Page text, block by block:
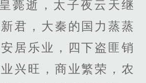
薨逝，太子夜云天继
君，大秦的国力蒸蒸
居乐业，四下盗匪销
兴旺，商业繁荣，农